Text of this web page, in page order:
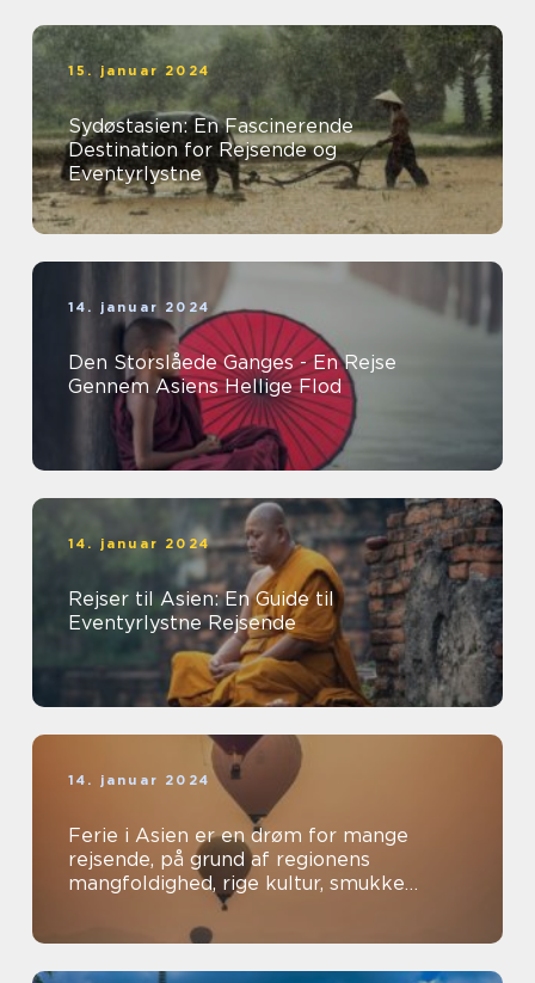
15. januar 2024
Sydøstasien: En Fascinerende
Destination for Rejsende og
Eventyrlystne
14. januar 2024
Den Storslåede Ganges - En Rejse
Gennem Asiens Hellige Flod
14. januar 2024
Rejser til Asien: En Guide til
Eventyrlystne Rejsende
14. januar 2024
Ferie i Asien er en drøm for mange
rejsende, på grund af regionens
mangfoldighed, rige kultur, smukke
landskaber og spændende oplevelser